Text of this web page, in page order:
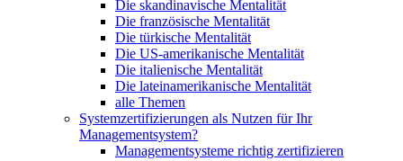
Die skandinavische Mentalität
Die französische Mentalität
Die türkische Mentalität
Die US-amerikanische Mentalität
Die italienische Mentalität
Die lateinamerikanische Mentalität
alle Themen
Systemzertifizierungen als Nutzen für Ihr
Managementsystem?
Managementsysteme richtig zertifizieren